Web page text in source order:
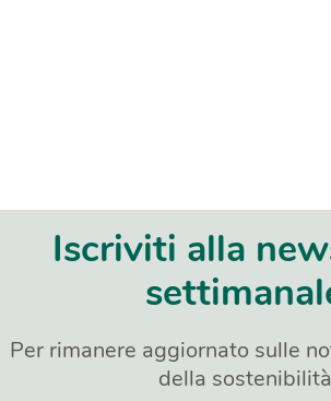
Iscriviti alla
Per rimanere aggiornato sulle
della sostenibilità